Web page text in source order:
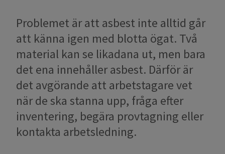
Problemet är att asbest inte alltid går
att känna igen med blotta ögat. Två
material kan se likadana ut, men bara
det ena innehåller asbest. Därför är
det avgörande att arbetstagare vet
när de ska stanna upp, fråga efter
inventering, begära provtagning eller
kontakta arbetsledning.